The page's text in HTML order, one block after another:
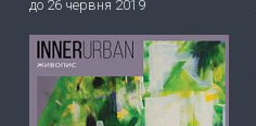
до 26 червня 2019